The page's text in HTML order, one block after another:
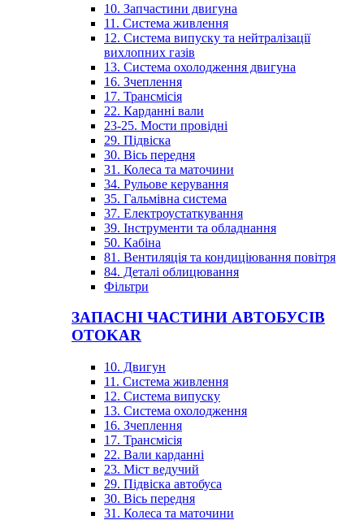
10. Запчастини двигуна
11. Система живлення
12. Система випуску та нейтралізації
вихлопних газів
13. Система охолодження двигуна
16. Зчеплення
17. Трансмісія
22. Карданні вали
23-25. Мости провідні
29. Підвіска
30. Вісь передня
31. Колеса та маточини
34. Рульове керування
35. Гальмівна система
37. Електроустаткування
39. Інструменти та обладнання
50. Кабіна
81. Вентиляція та кондиціювання повітря
84. Деталі облицювання
Фільтри
ЗАПАСНІ ЧАСТИНИ АВТОБУСІВ
OTOKAR
10. Двигун
11. Система живлення
12. Система випуску
13. Система охолодження
16. Зчеплення
17. Трансмісія
22. Вали карданні
23. Міст ведучий
29. Підвіска автобуса
30. Вісь передня
31. Колеса та маточини